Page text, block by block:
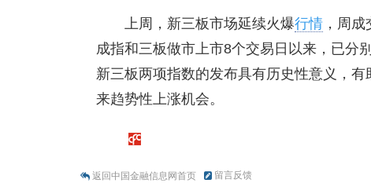
上周，新三板市场延续火爆行情 ，周
成指和三板做市上市8个交易日以来，已分
新三板两项指数的发布具有历史性意义，
来趋势性上涨机会。
返回中国金融信息网首页 留言反馈